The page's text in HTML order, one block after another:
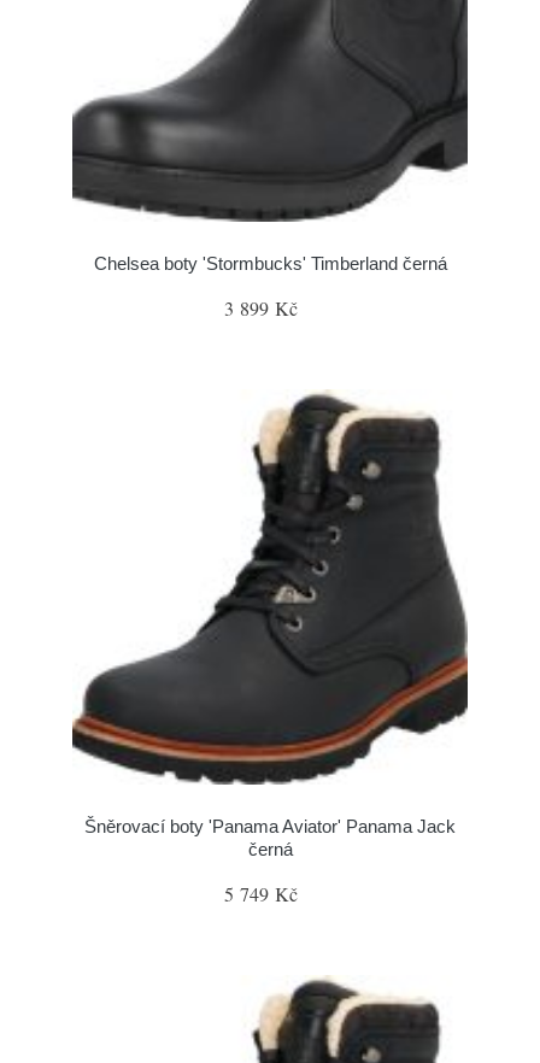
Chelsea boty 'Stormbucks' Timberland černá
3 899 Kč
Šněrovací boty 'Panama Aviator' Panama Jack
černá
5 749 Kč